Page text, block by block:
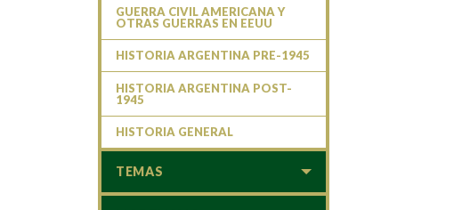
GUERRA CIVIL AMERICANA Y
OTRAS GUERRAS EN EEUU
HISTORIA ARGENTINA PRE-1945
HISTORIA ARGENTINA POST-
1945
HISTORIA GENERAL
TEMAS